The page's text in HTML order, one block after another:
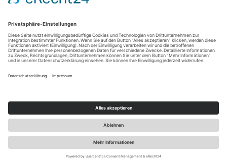
Chiemgau Peppermill
Angerweg 12
83218 Halfing
Deutschland
Webshop erstellenmit Gambio.de © 2026